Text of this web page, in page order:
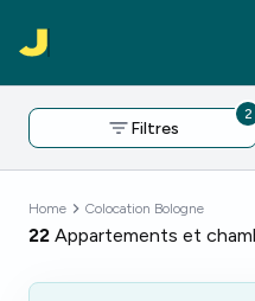
Filtres
2
Home Colocation Bologne
22 Appartements et